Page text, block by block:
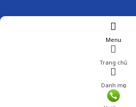
Menu
Trang chủ
Danh mục